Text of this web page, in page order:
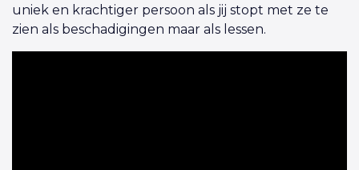
uniek en krachtiger persoon als jij stopt met ze te
zien als beschadigingen maar als lessen.